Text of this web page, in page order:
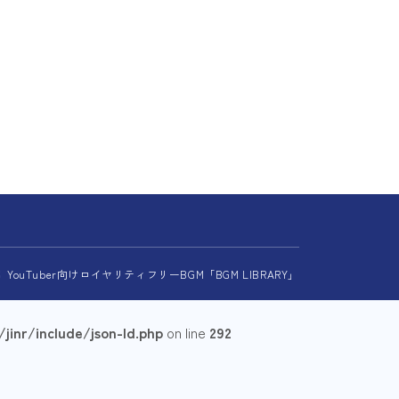
YouTuber向けロイヤリティフリーBGM「BGM LIBRARY」
include/json-ld.php on line 292